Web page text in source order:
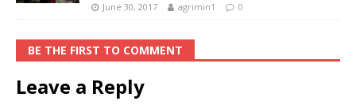
June 30, 2017 agrimin1 0
BE THE FIRST TO COMMENT
Leave a Reply